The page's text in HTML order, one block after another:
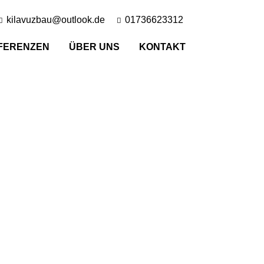
kilavuzbau@outlook.de 01736623312
ÜBER UNS KONTAKT